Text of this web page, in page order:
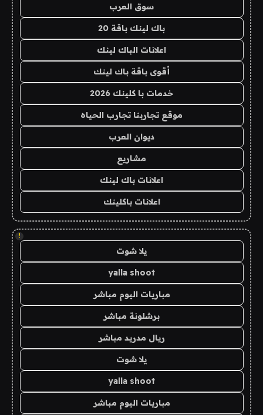
سوق العرب
باك لينك باقة 20
اعلانات الباك لينك
أقوى باقة باك لينك
خدمات با كلينك 2026
موقع تجاربنا تجارب الحياه
ديوان العرب
مشاريع
اعلانات باك لينك
اعلانات باكلينك
!
يلا شوت
yalla shoot
مباريات اليوم مباشر
برشلونة مباشر
ريال مدريد مباشر
يلا شوت
yalla shoot
مباريات اليوم مباشر